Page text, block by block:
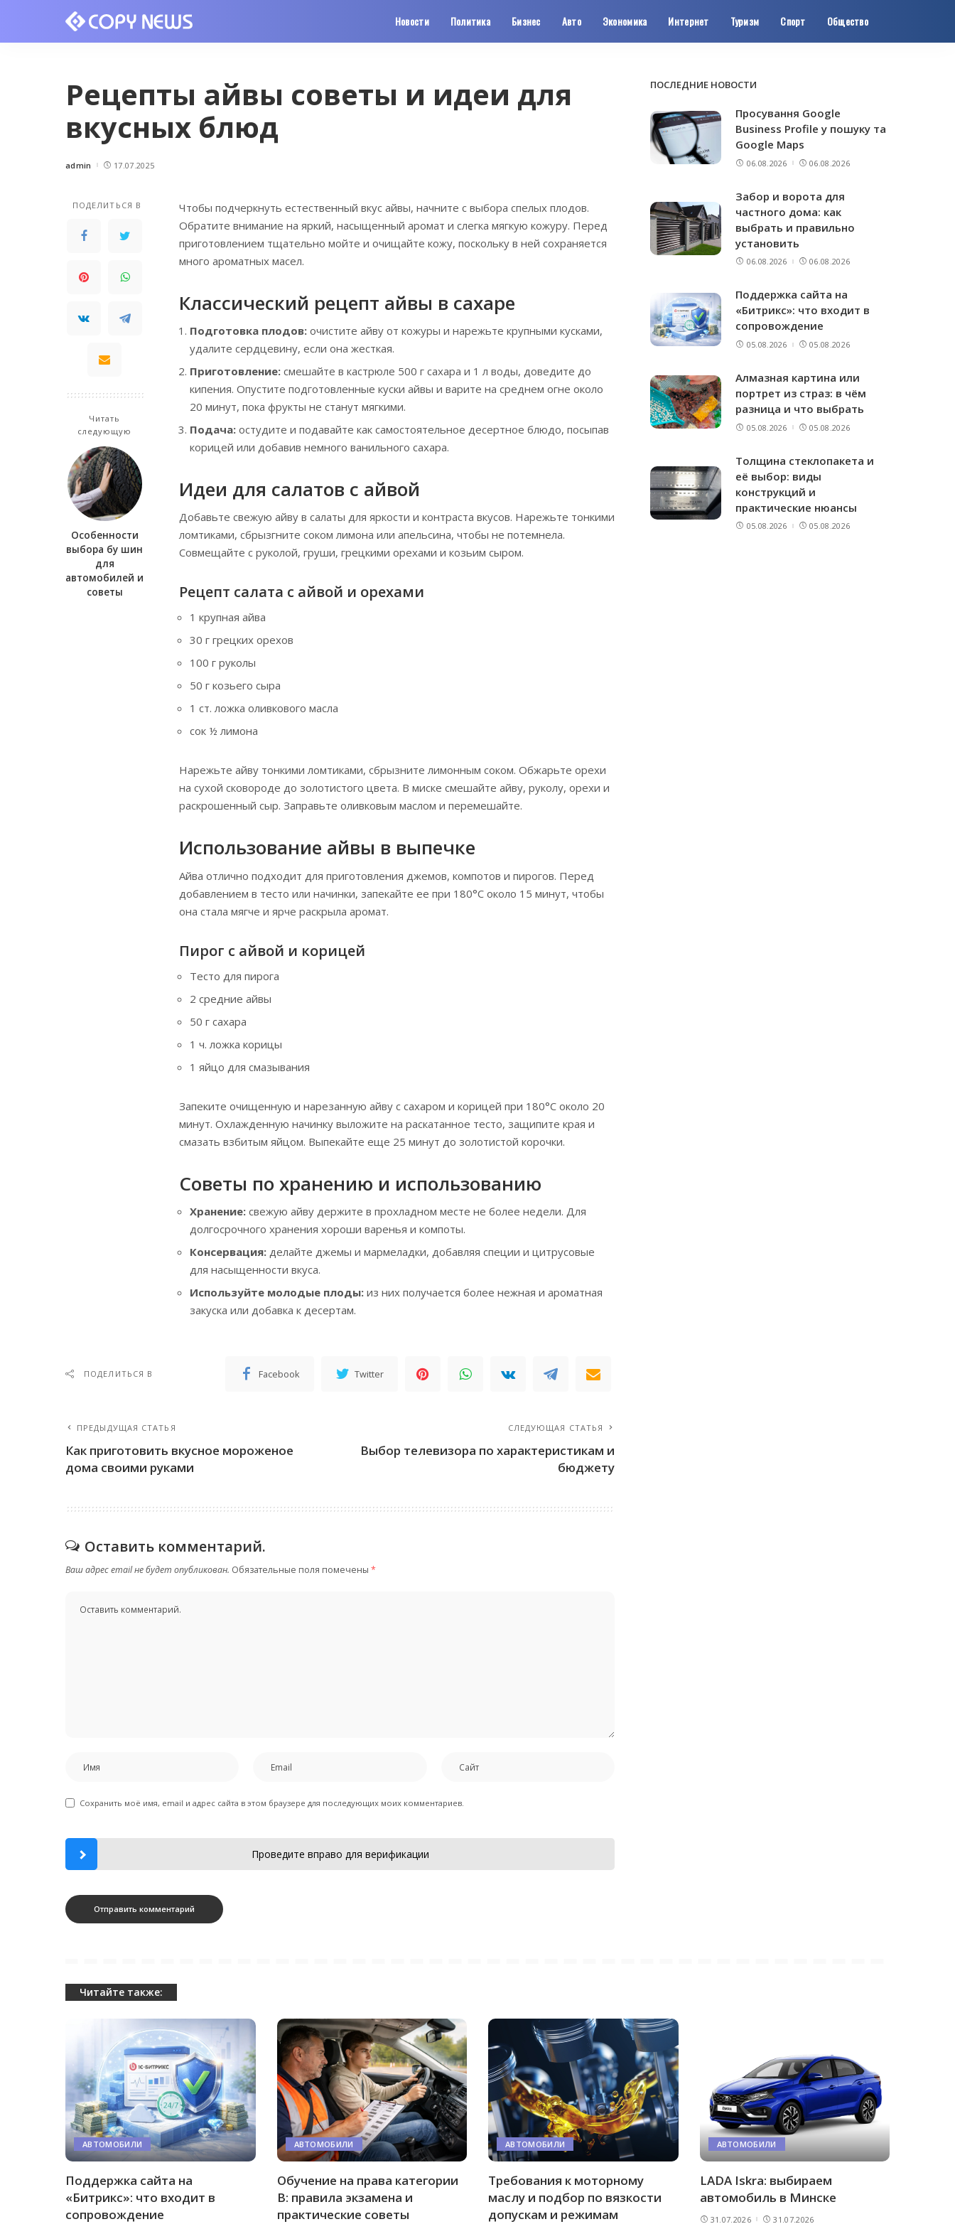
Новости Политика Бизнес Авто Экономика Интернет Туризм Спорт Общество
Рецепты айвы советы и идеи для
вкусных блюд
Posted
admin 17.07.2025
ПОДЕЛИТЬСЯ В
Читать
следующую
Особенности
выбора бу шин
для
автомобилей и
советы
Чтобы подчеркнуть естественный вкус айвы, начните с выбора спелых плодов.
Обратите внимание на яркий, насыщенный аромат и слегка мягкую кожуру. Перед
приготовлением тщательно мойте и очищайте кожу, поскольку в ней сохраняется
много ароматных масел.
Классический рецепт айвы в сахаре
Подготовка плодов: очистите айву от кожуры и нарежьте крупными кусками,
удалите сердцевину, если она жесткая.
Приготовление: смешайте в кастрюле 500 г сахара и 1 л воды, доведите до
кипения. Опустите подготовленные куски айвы и варите на среднем огне около
20 минут, пока фрукты не станут мягкими.
Подача: остудите и подавайте как самостоятельное десертное блюдо, посыпав
корицей или добавив немного ванильного сахара.
Идеи для салатов с айвой
Добавьте свежую айву в салаты для яркости и контраста вкусов. Нарежьте тонкими
ломтиками, сбрызгните соком лимона или апельсина, чтобы не потемнела.
Совмещайте с руколой, груши, грецкими орехами и козьим сыром.
Рецепт салата с айвой и орехами
1 крупная айва
30 г грецких орехов
100 г руколы
50 г козьего сыра
1 ст. ложка оливкового масла
сок ½ лимона
Нарежьте айву тонкими ломтиками, сбрызните лимонным соком. Обжарьте орехи
на сухой сковороде до золотистого цвета. В миске смешайте айву, руколу, орехи и
раскрошенный сыр. Заправьте оливковым маслом и перемешайте.
Использование айвы в выпечке
Айва отлично подходит для приготовления джемов, компотов и пирогов. Перед
добавлением в тесто или начинки, запекайте ее при 180°C около 15 минут, чтобы
она стала мягче и ярче раскрыла аромат.
Пирог с айвой и корицей
Тесто для пирога
2 средние айвы
50 г сахара
1 ч. ложка корицы
1 яйцо для смазывания
Запеките очищенную и нарезанную айву с сахаром и корицей при 180°C около 20
минут. Охлажденную начинку выложите на раскатанное тесто, защипите края и
смазать взбитым яйцом. Выпекайте еще 25 минут до золотистой корочки.
Советы по хранению и использованию
Хранение: свежую айву держите в прохладном месте не более недели. Для
долгосрочного хранения хороши варенья и компоты.
Консервация: делайте джемы и мармеладки, добавляя специи и цитрусовые
для насыщенности вкуса.
Используйте молодые плоды: из них получается более нежная и ароматная
закуска или добавка к десертам.
ПОДЕЛИТЬСЯ В Facebook Twitter
ПРЕДЫДУЩАЯ СТАТЬЯ
Как приготовить вкусное мороженое
дома своими руками
СЛЕДУЮЩАЯ СТАТЬЯ
Выбор телевизора по характеристикам и
бюджету
Оставить комментарий.
Ваш адрес email не будет опубликован. Обязательные поля помечены *
Сохранить моё имя, email и адрес сайта в этом браузере для последующих моих комментариев.
Проведите вправо для верификации
ПОСЛЕДНИЕ НОВОСТИ
Просування Google
Business Profile у пошуку та
Google Maps
06.08.2026 06.08.2026
Забор и ворота для
частного дома: как
выбрать и правильно
установить
06.08.2026 06.08.2026
Поддержка сайта на
«Битрикс»: что входит в
сопровождение
05.08.2026 05.08.2026
Алмазная картина или
портрет из страз: в чём
разница и что выбрать
05.08.2026 05.08.2026
Толщина стеклопакета и
её выбор: виды
конструкций и
практические нюансы
05.08.2026 05.08.2026
Читайте также:
АВТОМОБИЛИ
Поддержка сайта на
«Битрикс»: что входит в
сопровождение
АВТОМОБИЛИ
Обучение на права категории
B: правила экзамена и
практические советы
АВТОМОБИЛИ
Требования к моторному
маслу и подбор по вязкости
допускам и режимам
АВТОМОБИЛИ
LADA Iskra: выбираем
автомобиль в Минске
31.07.2026 31.07.2026